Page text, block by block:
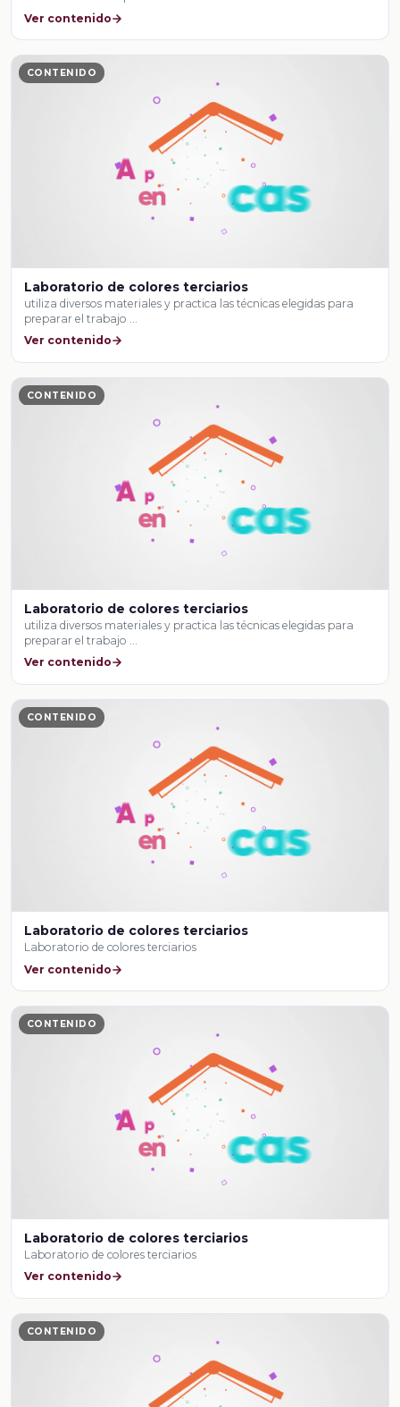
Ver contenido
CONTENIDO
Laboratorio de colores terciarios
utiliza diversos materiales y practica las técnicas elegidas para
preparar el trabajo …
Ver contenido
CONTENIDO
Laboratorio de colores terciarios
utiliza diversos materiales y practica las técnicas elegidas para
preparar el trabajo …
Ver contenido
CONTENIDO
Laboratorio de colores terciarios
Laboratorio de colores terciarios
Ver contenido
CONTENIDO
Laboratorio de colores terciarios
Laboratorio de colores terciarios
Ver contenido
CONTENIDO